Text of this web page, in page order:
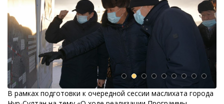
В рамках подготовки к очередной сессии маслихата города